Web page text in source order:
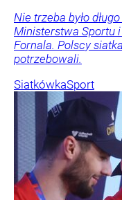
Nie trzeba było
Ministerstwa Sportu
Fornala. Polscy
potrzebowali.
SiatkówkaSport